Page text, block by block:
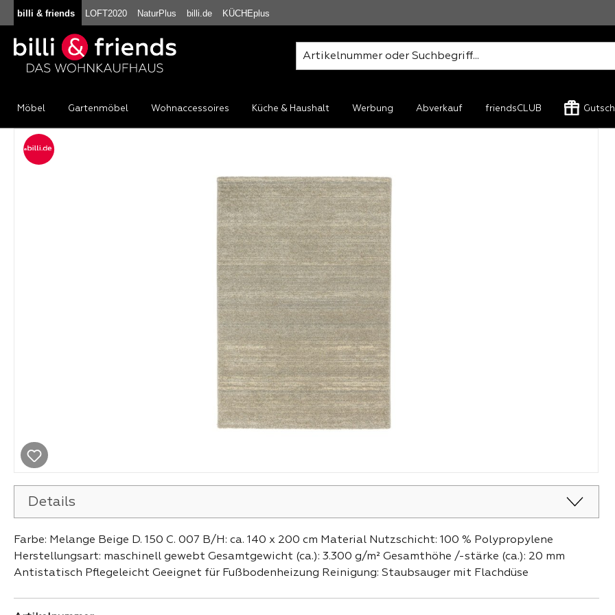
Hauptinhalt springen
Zur Suche springen
Zur Hauptnavigation springen
billi & friends LOFT2020 NaturPlus billi.de KÜCHEplus
Möbel Gartenmöbel Wohnaccessoires Küche & Haushalt Werbung Abverkauf friendsCLUB
Bildergalerie überspringen
Details
Farbe: Melange Beige D. 150 C. 007 B/H: ca. 140 x 200 cm Material Nutzschicht: 100 % Polypropylene
Herstellungsart: maschinell gewebt Gesamtgewicht (ca.): 3.300 g/m² Gesamthöhe /-stärke (ca.): 20 mm
Antistatisch Pflegeleicht Geeignet für Fußbodenheizung Reinigung: Staubsauger mit Flachdüse